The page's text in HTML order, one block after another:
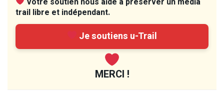
trail libre et indépendant.
Je soutiens u-Trail
MERCI !